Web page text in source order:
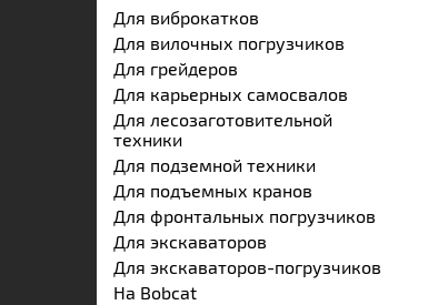
Для виброкатков
Для вилочных погрузчиков
Для грейдеров
Для карьерных самосвалов
Для лесозаготовительной
техники
Для подземной техники
Для подъемных кранов
Для фронтальных погрузчиков
Для экскаваторов
Для экскаваторов-погрузчиков
На Bobcat